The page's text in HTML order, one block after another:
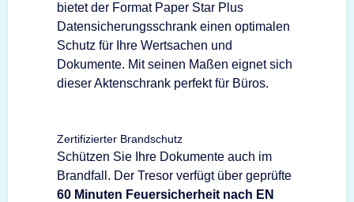
bietet der Format Paper Star Plus
Datensicherungsschrank einen optimalen
Schutz für Ihre Wertsachen und
Dokumente. Mit seinen Maßen eignet sich
dieser Aktenschrank perfekt für Büros.
Zertifizierter Brandschutz
Schützen Sie Ihre Dokumente auch im
Brandfall. Der Tresor verfügt über geprüfte
60 Minuten Feuersicherheit nach EN